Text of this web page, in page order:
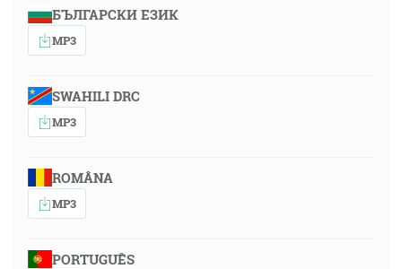
БЪЛГАРСКИ ЕЗИК
MP3
SWAHILI DRC
MP3
ROMÂNA
MP3
PORTUGUÊS